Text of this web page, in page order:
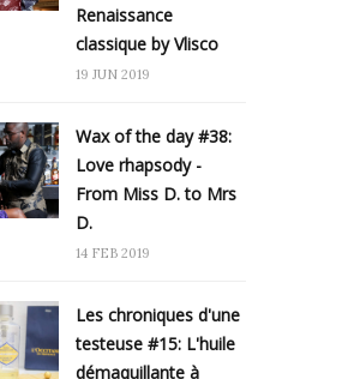
Renaissance
classique by Vlisco
19 JUN 2019
Wax of the day #38:
Love rhapsody -
From Miss D. to Mrs
D.
14 FEB 2019
Les chroniques d'une
testeuse #15: L'huile
démaquillante à